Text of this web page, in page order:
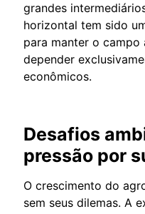
grandes
horizontal tem sido
para manter o
depender
econômicos.
Desafios
pressão por
O crescimento do
sem seus dilemas. A